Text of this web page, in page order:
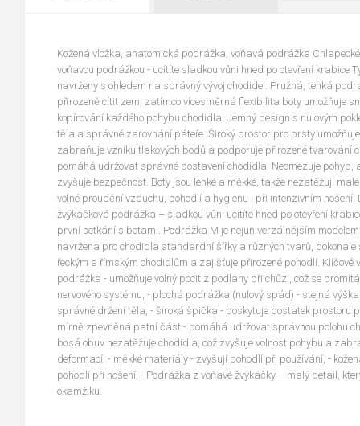
Kožená vložka, anatomická podrážka, voňavá podrážka
voňavou podrážkou - ucítíte sladkou vůni hned po otevření krabice
navrženy s ohledem na správný vývoj chodidel. Pružná, tenká
přirozeně cítit zem, zatímco vícesměrná flexibilita boty umožňuje
kopírování každého pohybu chodidla. Jemný design s nulovým
těla a správné zarovnání páteře. Široký prostor pro prsty
zabraňuje vzniku tlakových bodů a podporuje přirozené tvarování
pomáhá udržovat správné postavení chodidla. Neomezuje pohyb,
zvyšuje bezpečnost. Boty jsou lehké a měkké, takže nezatěžují
volné proudění vzduchu, pohodlí a hygienu i při intenzivním
žvýkačková podrážka – sladkou vůni ucítíte hned po otevření
první setkání s botami. Podrážka M je nejuniverzálnějším modelem
navržena pro chodidla standardní šířky a různých tvarů,
řeckým a římským chodidlům a zajišťuje přirozené pohodlí. Klíčové
podrážka - umožňuje volný pocit z podlahy při chůzi, což se
nervového systému, - plochá podrážka (nulový spád) - stejná
správné držení těla, - široká špička - poskytuje dostatek prostoru
mírně zpevněná patní část - pomáhá udržovat správnou polohu
bosá obuv nezatěžuje chodidla, což zvyšuje volnost pohybu a
deformací, - měkké materiály - zvyšují pohodlí při používání, -
pohodlí při nošení, - Podrážka z voňavé žvýkačky – malý detail,
okamžiku.